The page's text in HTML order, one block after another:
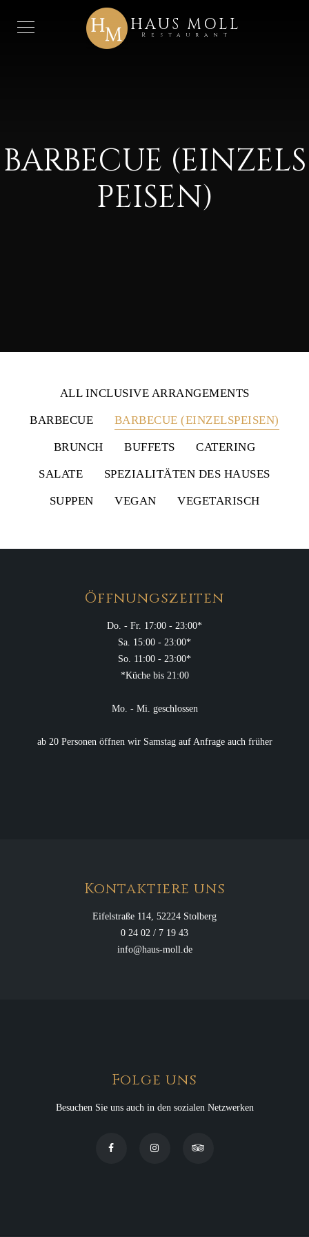
HAUS MOLL
Restaurant
BARBECUE (EINZELS
PEISEN)
ALL INCLUSIVE ARRANGEMENTS
BARBECUE BARBECUE (EINZELSPEISEN)
BRUNCH BUFFETS CATERING
SALATE SPEZIALITÄTEN DES HAUSES
SUPPEN VEGAN VEGETARISCH
Öffnungszeiten
Do. - Fr. 17:00 - 23:00*
Sa. 15:00 - 23:00*
So. 11:00 - 23:00*
*Küche bis 21:00
Mo. - Mi. geschlossen
ab 20 Personen öffnen wir Samstag auf Anfrage auch früher
Kontaktiere uns
Eifelstraße 114, 52224 Stolberg
0 24 02 / 7 19 43
info@haus-moll.de
Folge uns
Besuchen Sie uns auch in den sozialen Netzwerken